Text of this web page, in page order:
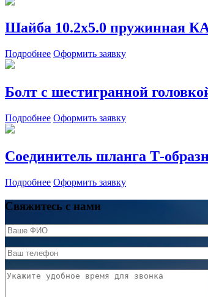
Шайба 10.2х5.0 пружинная
Подробнее Оформить заявку
Болт с шестигранной
Подробнее Оформить заявку
Соединитель шланга Т-
Подробнее Оформить заявку
Свяжитесь с нами